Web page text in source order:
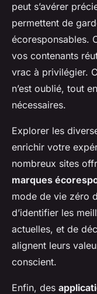
peut s’avérer
permettent de
écoresponsables.
vos contenants
vrac à privilégier.
n’est oublié, tout
nécessaires.
Explorer les
enrichir votre
nombreux sites
marques
mode de vie zéro
d’identifier les
actuelles, et de
alignent leurs
conscient.
Enfin, des